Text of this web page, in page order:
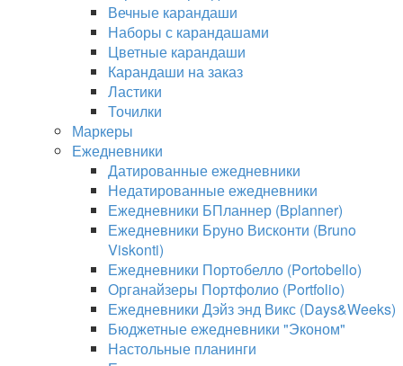
Вечные карандаши
Наборы с карандашами
Цветные карандаши
Карандаши на заказ
Ластики
Точилки
Маркеры
Ежедневники
Датированные ежедневники
Недатированные ежедневники
Ежедневники БПланнер (Bplanner)
Ежедневники Бруно Висконти (Bruno
Viskonti)
Ежедневники Портобелло (Portobello)
Органайзеры Портфолио (Portfolio)
Ежедневники Дэйз энд Викс (Days&Weeks)
Бюджетные ежедневники "Эконом"
Настольные планинги